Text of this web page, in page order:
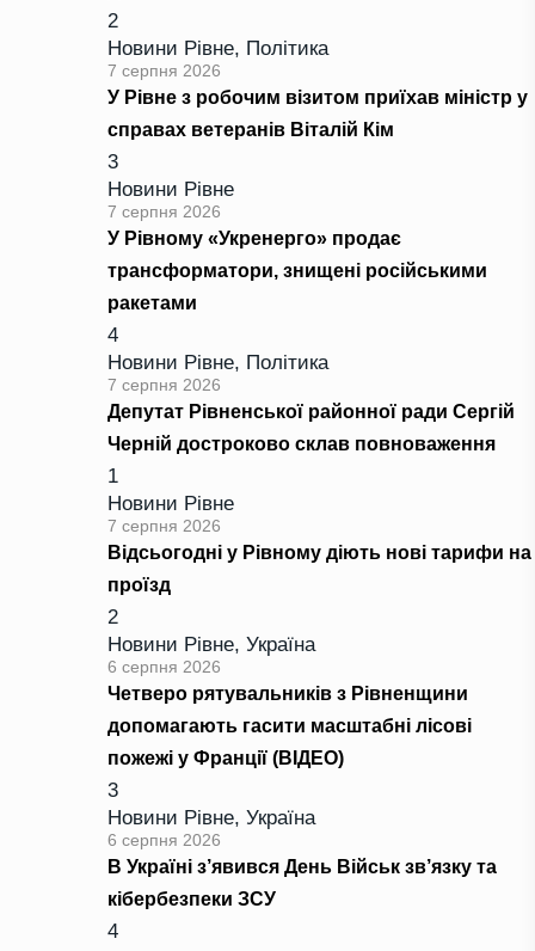
2
Новини Рівне, Політика
7 серпня 2026
У Рівне з робочим візитом приїхав міністр у
справах ветеранів Віталій Кім
3
Новини Рівне
7 серпня 2026
У Рівному «Укренерго» продає
трансформатори, знищені російськими
ракетами
4
Новини Рівне, Політика
7 серпня 2026
Депутат Рівненської районної ради Сергій
Черній достроково склав повноваження
1
Новини Рівне
7 серпня 2026
Відсьогодні у Рівному діють нові тарифи на
проїзд
2
Новини Рівне, Україна
6 серпня 2026
Четверо рятувальників з Рівненщини
допомагають гасити масштабні лісові
пожежі у Франції (ВІДЕО)
3
Новини Рівне, Україна
6 серпня 2026
В Україні з’явився День Військ зв’язку та
кібербезпеки ЗСУ
4